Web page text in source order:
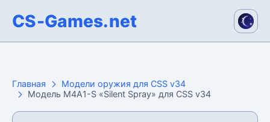
CS-Games.net
Главная
Модели оружия для CSS v34
Модель M4A1-S «Silent Spray» для CSS v34